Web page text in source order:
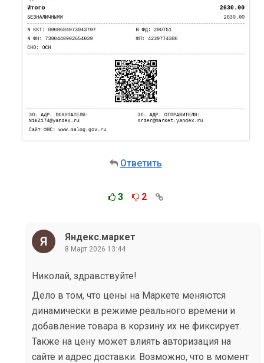
Ответить
3 2
Яндекс.маркет
8 Март 2026 13:44
Николай, здравствуйте!
Дело в том, что цены на Маркете меняются
динамически в режиме реального времени и
добавление товара в корзину их не фиксирует.
Также на цену может влиять авторизация на
сайте и адрес доставки. Возможно, что в момент